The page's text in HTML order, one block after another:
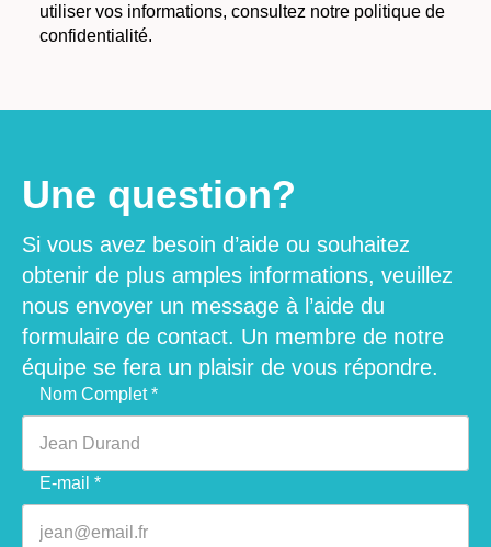
utiliser vos informations, consultez notre politique de
confidentialité.
Une question?
Si vous avez besoin d’aide ou souhaitez
obtenir de plus amples informations, veuillez
nous envoyer un message à l’aide du
formulaire de contact. Un membre de notre
équipe se fera un plaisir de vous répondre.
Veuillez laisser ce champ vide.
Nom Complet *
E-mail *